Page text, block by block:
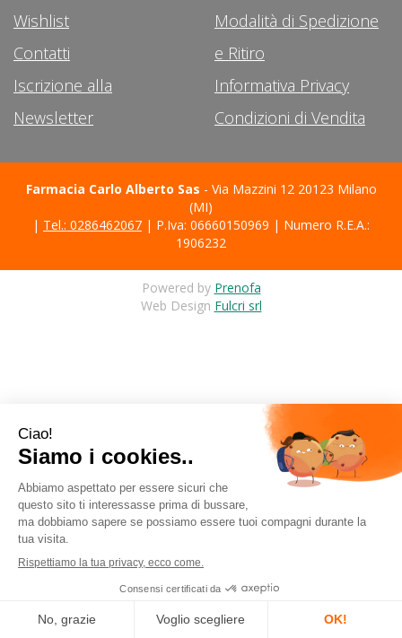
Wishlist
Contatti
Iscrizione alla
Newsletter
Modalità di Spedizione
e Ritiro
Informativa Privacy
Condizioni di Vendita
Farmacia Carlo Alberto Sas - Via Mazzini 12 20123 Milano
(MI)
| Tel.: 0286462067 | P.Iva: 06660150969 | Numero R.E.A.:
1906232
Powered by Prenofa
Web Design Fulcri srl